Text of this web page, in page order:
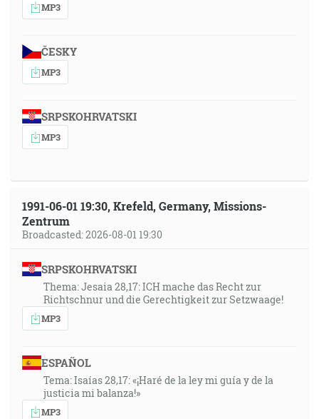
MP3
ČESKY
MP3
SRPSKOHRVATSKI
MP3
1991-06-01 19:30, Krefeld, Germany, Missions-
Zentrum
Broadcasted: 2026-08-01 19:30
SRPSKOHRVATSKI
Thema: Jesaia 28,17: ICH mache das Recht zur
Richtschnur und die Gerechtigkeit zur Setzwaage!
MP3
ESPAÑOL
Tema: Isaías 28,17: «¡Haré de la ley mi guía y de la
justicia mi balanza!»
MP3